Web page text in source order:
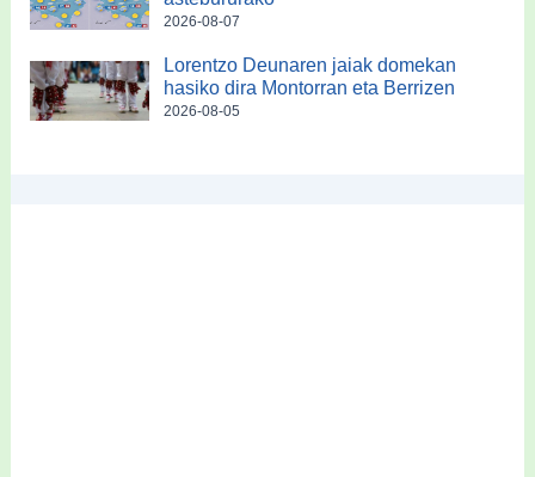
2026-08-07
Lorentzo Deunaren jaiak domekan
hasiko dira Montorran eta Berrizen
2026-08-05